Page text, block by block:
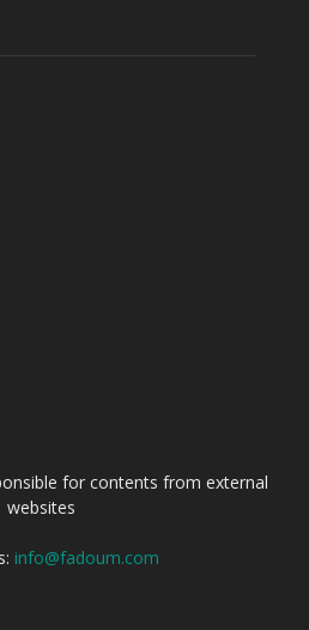
for contents from external
websites
info@fadoum.com